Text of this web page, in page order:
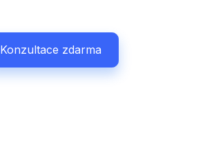
Konzultace zdarma